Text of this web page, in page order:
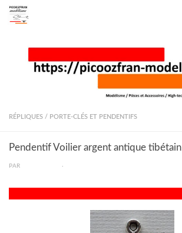
Skip to content
RÉPLIQUES / PORTE-CLÉS ET PENDENTIFS
Pendentif Voilier argent antique tibétain
PAR ·